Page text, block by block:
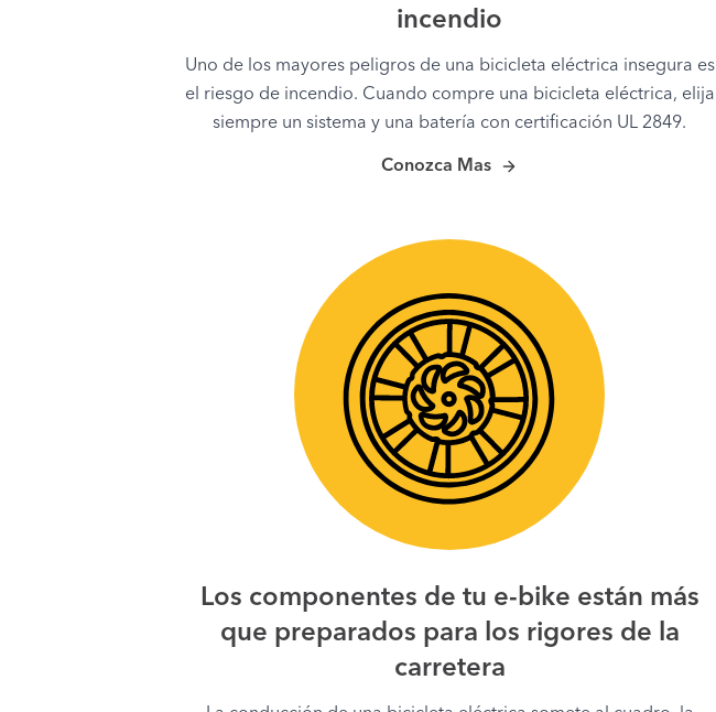
incendio
Uno de los mayores peligros de una bicicleta eléctrica insegura es
el riesgo de incendio. Cuando compre una bicicleta eléctrica, elija
siempre un sistema y una batería con certificación UL 2849.
Conozca Mas
Los componentes de tu e-bike están más
que preparados para los rigores de la
carretera